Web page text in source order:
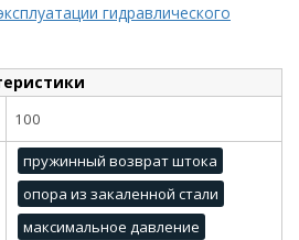
гидравлического
100
пружинный возврат штока
опора из закаленной стали
максимальное давление